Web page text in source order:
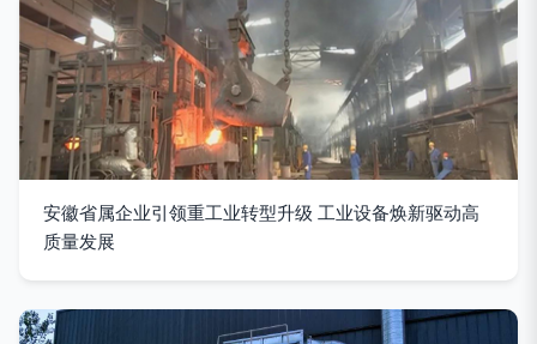
安徽省属企业引领重工业转型升级 工业设备焕新驱动高
质量发展